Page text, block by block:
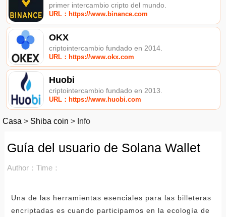
primer intercambio cripto del mundo.
URL：https://www.binance.com
OKX
criptointercambio fundado en 2014.
URL：https://www.okx.com
Huobi
criptointercambio fundado en 2013.
URL：https://www.huobi.com
Casa > Shiba coin > Info
Guía del usuario de Solana Wallet
Author： Time：
Una de las herramientas esenciales para las billeteras
encriptadas es cuando participamos en la ecología de